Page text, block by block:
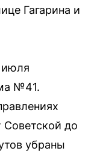
Гагарина и
июля
№41.
Советской до
убраны